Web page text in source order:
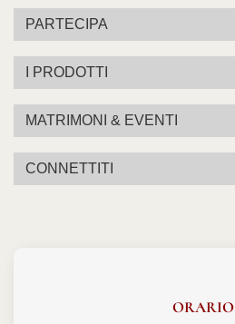
PARTECIPA
I PRODOTTI
MATRIMONI & EVENTI
CONNETTITI
ORARIO